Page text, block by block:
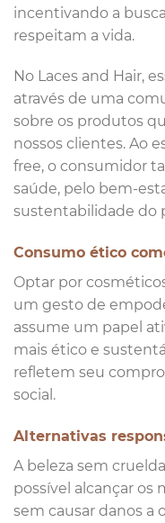
incentivando a
respeitam a vida.
No Laces and Hair,
através de uma
sobre os produtos
nossos clientes. Ao
free, o consumidor
saúde, pelo bem-
sustentabilidade do
Consumo ético
Optar por
um gesto de
assume um papel
mais ético e
refletem seu
social.
Alternativas
A beleza sem
possível alcançar os
sem causar danos a